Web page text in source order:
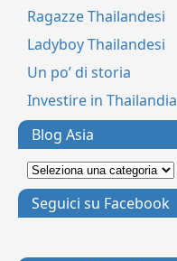
Ragazze Thailandesi
Ladyboy Thailandesi
Un po’ di storia
Investire in Thailandia
Blog Asia
Seguici su Facebook